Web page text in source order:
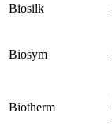
Biosilk
Biosym
Biotherm